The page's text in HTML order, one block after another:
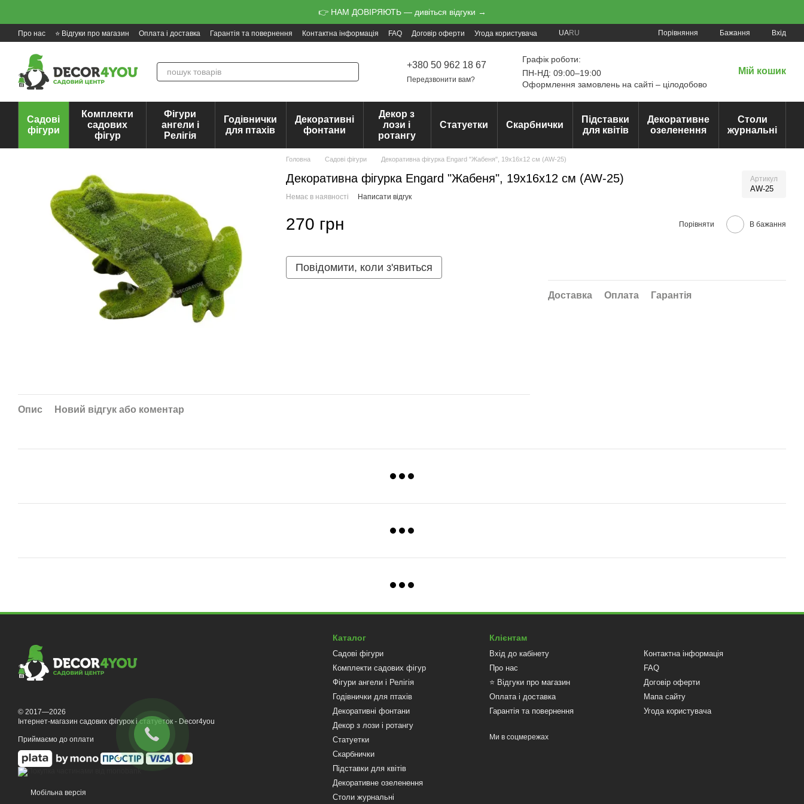
👉 НАМ ДОВІРЯЮТЬ — дивіться відгуки →
Про нас ⭐ Відгуки про магазин Оплата і доставка Гарантія та повернення Контактна інформація FAQ Договір оферти Угода користувача UARU Порівняння Бажання Вхід
+380 50 962 18 67
Передзвонити вам?
Графік роботи:
ПН-НД: 09:00–19:00
Оформлення замовлень на сайті – цілодобово
Мій кошик
Садові
фігури
Комплекти
садових
фігур
Фігури
ангели і
Релігія
Годівнички
для птахів
Декоративні
фонтани
Декор з
лози і
ротангу
Статуетки Скарбнички
Підставки
для квітів
Декоративне
озеленення
Столи
журнальні
Головна Садові фігури Декоративна фігурка Engard "Жабеня", 19х16х12 см (AW-25)
Декоративна фігурка Engard "Жабеня", 19х16х12 см (AW-25) Артикул
AW-25
Немає в наявності Написати відгук
270 грн Порівняти В бажання
Повідомити, коли з'явиться
Доставка Оплата Гарантія
Опис Новий відгук або коментар
© 2017—2026
Інтернет-магазин садових фігурок і статуеток - Decor4you
Приймаємо до оплати
Мобільна версія
Каталог
Садові фігури
Комплекти садових фігур
Фігури ангели і Релігія
Годівнички для птахів
Декоративні фонтани
Декор з лози і ротангу
Статуетки
Скарбнички
Підставки для квітів
Декоративне озеленення
Столи журнальні
Клієнтам
Вхід до кабінету
Про нас
⭐ Відгуки про магазин
Оплата і доставка
Гарантія та повернення
Контактна інформація
FAQ
Договір оферти
Мапа сайту
Угода користувача
Ми в соцмережах